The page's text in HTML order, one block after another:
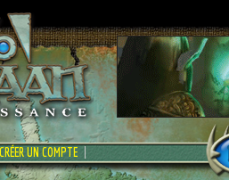
CRÉER UN COMPTE